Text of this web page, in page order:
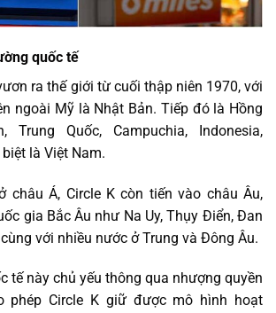
quốc tế
ra thế giới từ cuối thập niên 1970, với
ngoài Mỹ là Nhật Bản. Tiếp đó là Hồng
Trung Quốc, Campuchia, Indonesia,
là Việt Nam.
châu Á, Circle K còn tiến vào châu Âu,
gia Bắc Âu như Na Uy, Thụy Điển, Đan
với nhiều nước ở Trung và Đông Âu.
tế này chủ yếu thông qua nhượng quyền
phép Circle K giữ được mô hình hoạt